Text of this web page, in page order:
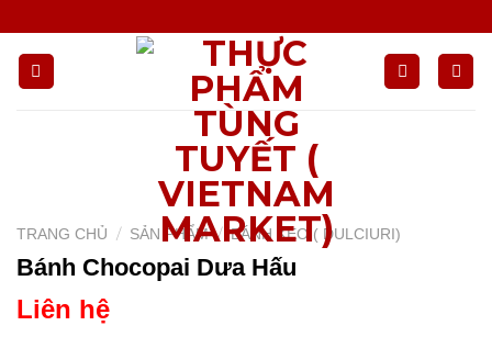
dung
TRANG CHỦ / SẢN PHẨM / BÁNH KẸO ( DULCIURI)
Bánh Chocopai Dưa Hấu
Liên hệ